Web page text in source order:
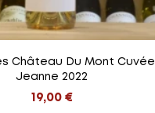
Vue rapide
Château Du Mont Cuvée
Jeanne 2022
19,00 €